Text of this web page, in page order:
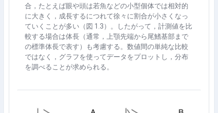
合，たとえば眼や頭は若魚などの小型個体では相対的
に大きく，成長するにつれて徐々に割合が小さくなっ
ていくことが多い（図 1.3）。したがって，計測値を比
較する場合は体長（通常，上顎先端から尾鰭基部まで
の標準体長で表す）も考慮する。数値間の単純な比較
ではなく，グラフを使ってデータをプロットし，分布
を調べることが求められる。